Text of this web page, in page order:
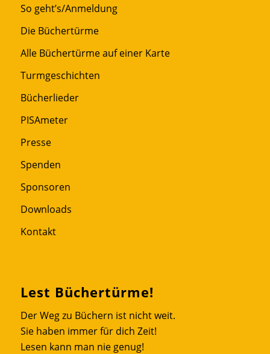
So geht’s/Anmeldung
Die Büchertürme
Alle Büchertürme auf einer Karte
Turmgeschichten
Bücherlieder
PISAmeter
Presse
Spenden
Sponsoren
Downloads
Kontakt
Lest Büchertürme!
Der Weg zu Büchern ist nicht weit.
Sie haben immer für dich Zeit!
Lesen kann man nie genug!